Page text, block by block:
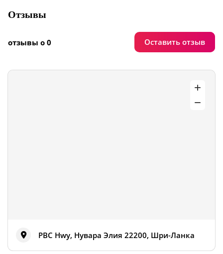
Отзывы
отзывы о 0 Оставить отзыв
PBC Hwy, Нувара Элия 22200, Шри-Ланка